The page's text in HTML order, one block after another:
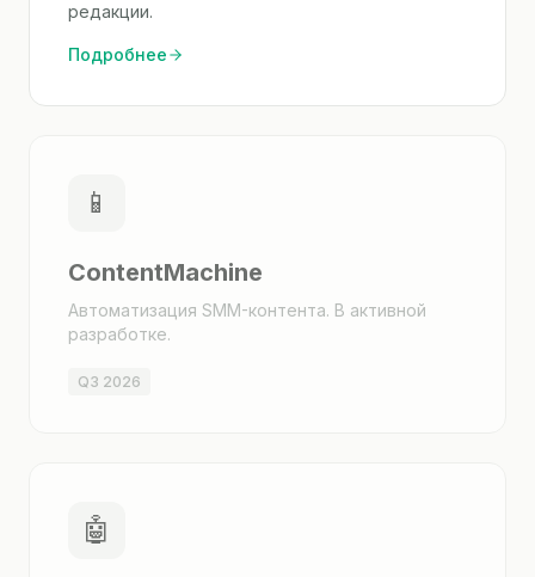
редакции.
Подробнее
📱
ContentMachine
Автоматизация SMM-контента. В активной
разработке.
Q3 2026
🤖